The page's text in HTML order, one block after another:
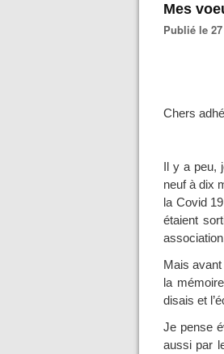
Mes
Publié le
Chers
Il y a
neuf à dix
la Covid
étaient
Mais
la
disais et
Je pense
aussi par